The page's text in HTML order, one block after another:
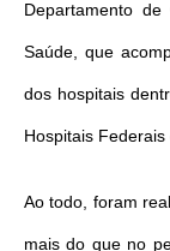
Departamento
Saúde, que
dos hospitais
Hospitais
Ao todo, foram
mais do que no